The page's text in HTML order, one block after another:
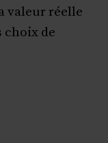
valeur réelle
choix de